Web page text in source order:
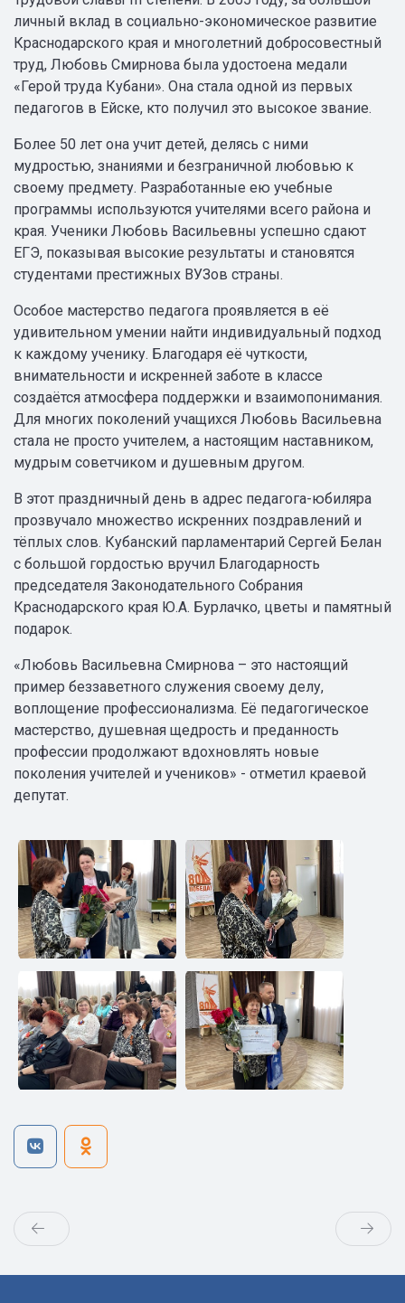
личный вклад в социально-экономическое развитие
Краснодарского края и многолетний добросовестный
труд, Любовь Смирнова была удостоена медали
«Герой труда Кубани». Она стала одной из первых
педагогов в Ейске, кто получил это высокое звание.
Более 50 лет она учит детей, делясь с ними
мудростью, знаниями и безграничной любовью к
своему предмету. Разработанные ею учебные
программы используются учителями всего района и
края. Ученики Любовь Васильевны успешно сдают
ЕГЭ, показывая высокие результаты и становятся
студентами престижных ВУЗов страны.
Особое мастерство педагога проявляется в её
удивительном умении найти индивидуальный подход
к каждому ученику. Благодаря её чуткости,
внимательности и искренней заботе в классе
создаётся атмосфера поддержки и взаимопонимания.
Для многих поколений учащихся Любовь Васильевна
стала не просто учителем, а настоящим наставником,
мудрым советчиком и душевным другом.
В этот праздничный день в адрес педагога-юбиляра
прозвучало множество искренних поздравлений и
тёплых слов. Кубанский парламентарий Сергей Белан
с большой гордостью вручил Благодарность
председателя Законодательного Собрания
Краснодарского края Ю.А. Бурлачко, цветы и памятный
подарок.
«Любовь Васильевна Смирнова – это настоящий
пример беззаветного служения своему делу,
воплощение профессионализма. Её педагогическое
мастерство, душевная щедрость и преданность
профессии продолжают вдохновлять новые
поколения учителей и учеников» - отметил краевой
депутат.